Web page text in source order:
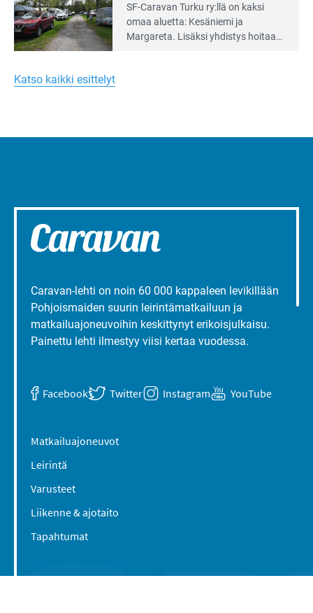
Lue
Leirintäoppaan
artikkeli:
Merellinen
Turun
liepeillä
SF-Caravan Turku ry:llä on kaksi
omaa aluet­ta: Kesäniemi ja
Margareta. Lisäksi yhdis­tys hoitaa
Katso kaikki esittelyt
Caravan-lehti on noin 60 000 kappaleen levikillään
Pohjoismaiden suurin leirintämatkailuun ja
matkailuajoneuvoihin keskittynyt erikoisjulkaisu.
Painettu lehti ilmestyy viisi kertaa vuodessa.
Facebook Twitter Instagram YouTube
Matkailuajoneuvot
Leirintä
Varusteet
Liikenne & ajotaito
Tapahtumat